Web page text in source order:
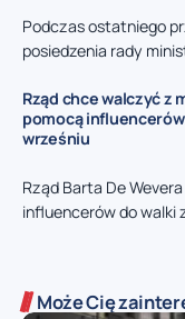
Podczas ostatniego
posiedzenia rady
Rząd chce walczyć z
pomocą
wrześniu
Rząd Barta De
influencerów do walki
Może Cię